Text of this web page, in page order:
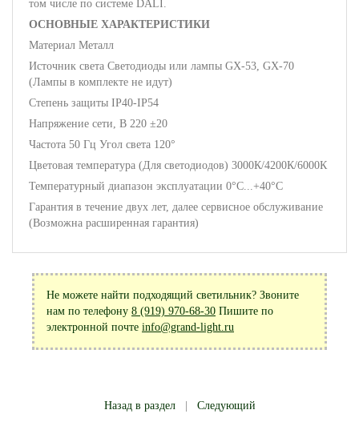
том числе по системе DALI.
ОСНОВНЫЕ ХАРАКТЕРИСТИКИ
Материал Металл
Источник света Светодиоды или лампы GX-53, GX-70
(Лампы в комплекте не идут)
Степень защиты IP40-IP54
Напряжение сети, В 220 ±20
Частота 50 Гц Угол света 120°
Цветовая температура (Для светодиодов) 3000К/4200К/6000К
Температурный диапазон эксплуатации 0°С...+40°С
Гарантия в течение двух лет, далее сервисное обслуживание
(Возможна расширенная гарантия)
Не можете найти подходящий светильник? Звоните
нам по телефону 8 (919) 970-68-30 Пишите по
электронной почте info@grand-light.ru
Назад в раздел| Следующий